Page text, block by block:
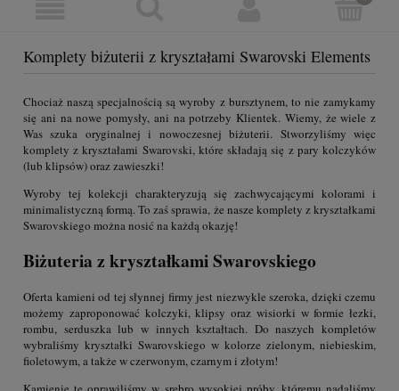
Komplety biżuterii z kryształami Swarovski Elements
Chociaż naszą specjalnością są wyroby z bursztynem, to nie zamykamy
się ani na nowe pomysły, ani na potrzeby Klientek. Wiemy, że wiele z
Was szuka oryginalnej i nowoczesnej biżuterii. Stworzyliśmy więc
komplety z kryształami Swarovski, które składają się z pary kolczyków
(lub klipsów) oraz zawieszki!
Wyroby tej kolekcji charakteryzują się zachwycającymi kolorami i
minimalistyczną formą. To zaś sprawia, że nasze komplety z kryształkami
Swarovskiego można nosić na każdą okazję!
Biżuteria z kryształkami Swarovskiego
Oferta kamieni od tej słynnej firmy jest niezwykle szeroka, dzięki czemu
możemy zaproponować kolczyki, klipsy oraz wisiorki w formie łezki,
rombu, serduszka lub w innych kształtach. Do naszych kompletów
wybraliśmy kryształki Swarovskiego w kolorze zielonym, niebieskim,
fioletowym, a także w czerwonym, czarnym i złotym!